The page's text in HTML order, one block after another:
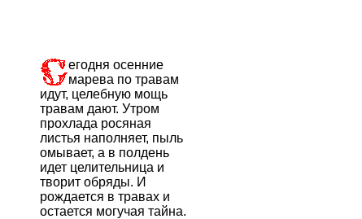
егодня осенние
марева по травам
идут, целебную мощь
травам дают. Утром
прохлада росяная
листья наполняет, пыль
омывает, а в полдень
идет целительница и
творит обряды. И
рождается в травах и
остается могучая тайна.